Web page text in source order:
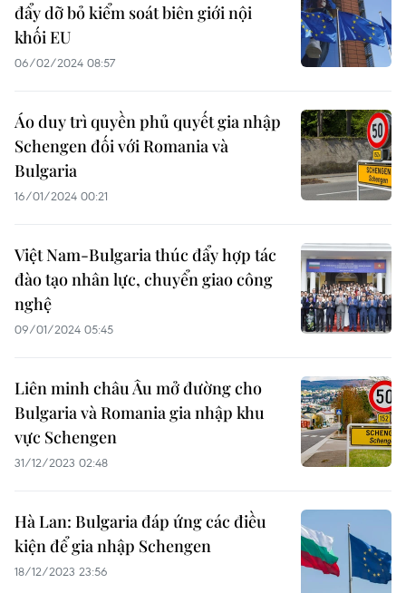
đẩy dỡ bỏ kiểm soát biên giới nội
khối EU
06/02/2024 08:57
Áo duy trì quyền phủ quyết gia nhập
Schengen đối với Romania và
Bulgaria
16/01/2024 00:21
Việt Nam-Bulgaria thúc đẩy hợp tác
đào tạo nhân lực, chuyển giao công
nghệ
09/01/2024 05:45
Liên minh châu Âu mở đường cho
Bulgaria và Romania gia nhập khu
vực Schengen
31/12/2023 02:48
Hà Lan: Bulgaria đáp ứng các điều
kiện để gia nhập Schengen
18/12/2023 23:56